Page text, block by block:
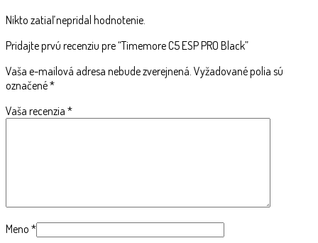
Nikto zatiaľ nepridal hodnotenie.
Pridajte prvú recenziu pre “Timemore C5 ESP PRO Black”
Vaša e-mailová adresa nebude zverejnená. Vyžadované polia sú
označené*
Vaša recenzia *
Meno *